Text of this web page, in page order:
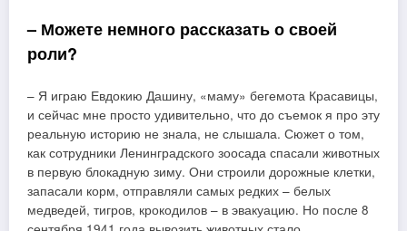
– Можете немного рассказать о своей
роли?
– Я играю Евдокию Дашину, «маму» бегемота Красавицы,
и сейчас мне просто удивительно, что до съемок я про эту
реальную историю не знала, не слышала. Сюжет о том,
как сотрудники Ленинградского зоосада спасали животных
в первую блокадную зиму. Они строили дорожные клетки,
запасали корм, отправляли самых редких – белых
медведей, тигров, крокодилов – в эвакуацию. Но после 8